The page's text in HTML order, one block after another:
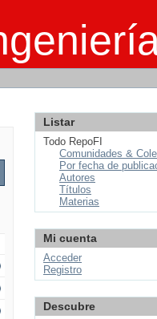
Listar
Todo RepoFI
Comunidades &
Por fecha de
Autores
Títulos
Materias
Mi cuenta
Acceder
Registro
Descubre